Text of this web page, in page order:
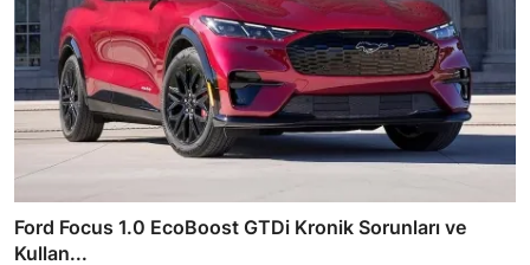
Ford Focus 1.0 EcoBoost GTDi Kronik Sorunları ve
Kullan...